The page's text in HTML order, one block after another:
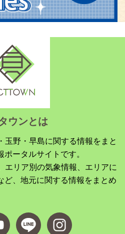
ウンとは
玉野・早島に関する情報をまと
ータルサイトです。
エリア別の気象情報、エリアに
ど、地元に関する情報をまとめ